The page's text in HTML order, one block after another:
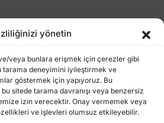
yönetin
veya bunlara erişmek için çerezler gibi
tarama deneyimini iyileştirmek ve
göstermek için yapıyoruz. Bu
sitede tarama davranışı veya benzersiz
izin verecektir. Onay vermemek veya
ve işlevleri olumsuz etkileyebilir.